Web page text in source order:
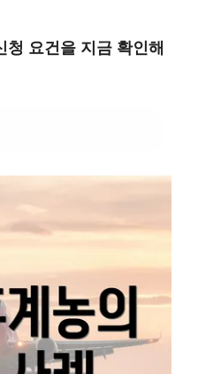
청 요건을 지금 확인해